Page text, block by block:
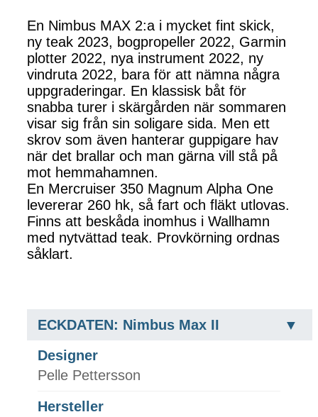
En Nimbus MAX 2:a i mycket fint skick,
ny teak 2023, bogpropeller 2022, Garmin
plotter 2022, nya instrument 2022, ny
vindruta 2022, bara för att nämna några
uppgraderingar. En klassisk båt för
snabba turer i skärgården när sommaren
visar sig från sin soligare sida. Men ett
skrov som även hanterar guppigare hav
när det brallar och man gärna vill stå på
mot hemmahamnen.
En Mercruiser 350 Magnum Alpha One
levererar 260 hk, så fart och fläkt utlovas.
Finns att beskåda inomhus i Wallhamn
med nytvättad teak. Provkörning ordnas
såklart.
ECKDATEN: Nimbus Max II
Designer
Pelle Pettersson
Hersteller